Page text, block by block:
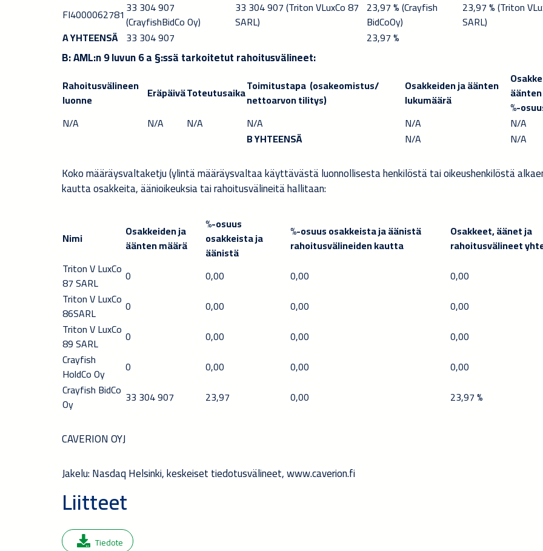
FI4000062781 33 304 907
(CrayfishBidCo Oy)
33 304 907 (Triton VLuxCo 87
SARL)
23,97 %(Crayfish
BidCoOy)
23,97% (Triton V
SARL)
A YHTEENSÄ 33 304 907 23,97%
B: AML:n 9 luvun 6 a §:ssä tarkoitetut rahoitusvälineet:
Rahoitusvälineen
luonne
EräpäiväToteutusaikaToimitustapa (osakeomistus/
nettoarvon tilitys)
Osakkeiden ja äänten
lukumäärä
äänten
%-
N/A
N/A N/A N/A N/A
N/A
B YHTEENSÄ
N/A N/A
Koko määräysvaltaketju (ylintä määräysvaltaa käyttävästä luonnollisesta henkilöstä tai oikeushenkilöstä
kautta osakkeita, äänioikeuksia tai rahoitusvälineitä hallitaan:
Nimi
Osakkeiden ja
äänten määrä
%-osuus
osakkeista ja
äänistä
%-osuus osakkeista ja äänistä
rahoitusvälineiden kautta
Osakkeet, äänet ja
rahoitusvälineet
Triton V LuxCo
87 SARL
0 0,00 0,00
0,00
Triton V LuxCo
86SARL 0 0,00 0,00
0,00
Triton V LuxCo
89 SARL
0 0,00 0,00
0,00
Crayfish
HoldCo Oy
0 0,00 0,00
0,00
Crayfish BidCo
Oy
33 304 907 23,97 0,00 23,97 %
CAVERION OYJ
Jakelu: Nasdaq Helsinki, keskeiset tiedotusvälineet, www.caverion.fi
Liitteet
Tiedote